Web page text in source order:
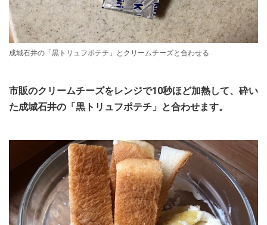
成城石井の「黒トリュフポテチ」とクリームチーズと合わせる
市販のクリームチーズをレンジで10秒ほど加熱して、砕い
た成城石井の「黒トリュフポテチ」と合わせます。